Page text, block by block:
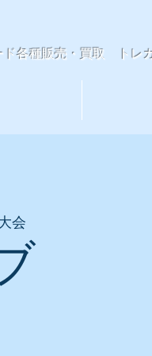
ド各種販売・買取 トレ
会